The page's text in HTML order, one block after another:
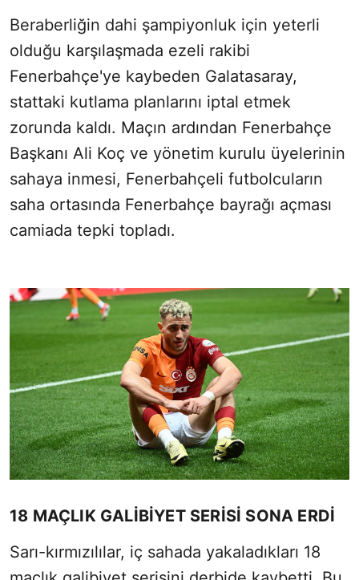
Beraberliğin dahi şampiyonluk için yeterli
olduğu karşılaşmada ezeli rakibi
Fenerbahçe'ye kaybeden Galatasaray,
stattaki kutlama planlarını iptal etmek
zorunda kaldı. Maçın ardından Fenerbahçe
Başkanı Ali Koç ve yönetim kurulu üyelerinin
sahaya inmesi, Fenerbahçeli futbolcuların
saha ortasında Fenerbahçe bayrağı açması
camiada tepki topladı.
18 MAÇLIK GALİBİYET SERİSİ SONA ERDİ
Sarı-kırmızılılar, iç sahada yakaladıkları 18